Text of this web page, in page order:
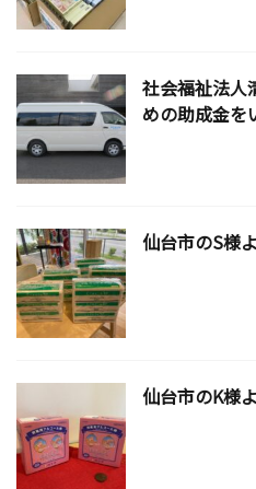
社会福祉法人
めの助成金を
仙台市のS様
仙台市のK様